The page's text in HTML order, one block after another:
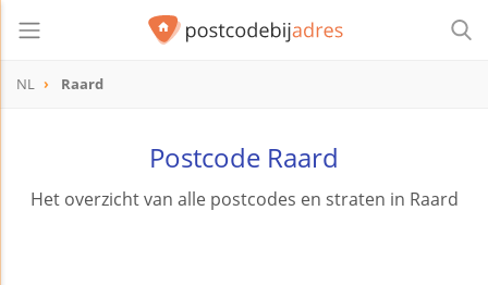
NL Raard
Postcode Raard
Het overzicht van alle postcodes en straten in Raard